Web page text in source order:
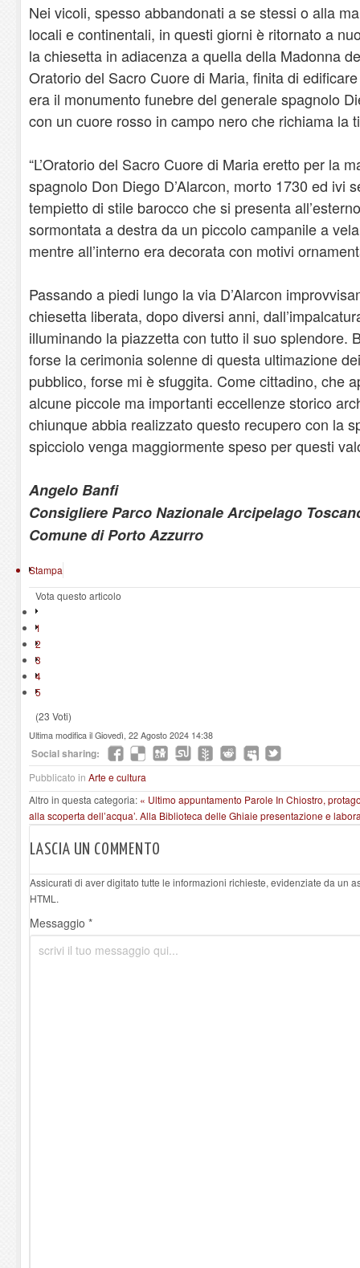
Nei vicoli, spesso abbandonati a se stessi o alla
locali e continentali, in questi giorni è ritornato a
la chiesetta in adiacenza a quella della Madonna
Oratorio del Sacro Cuore di Maria, finita di
era il monumento funebre del generale spagnolo
con un cuore rosso in campo nero che richiama la
“L’Oratorio del Sacro Cuore di Maria eretto per la
spagnolo Don Diego D’Alarcon, morto 1730 ed ivi
tempietto di stile barocco che si presenta
sormontata a destra da un piccolo campanile a
mentre all’interno era decorata con motivi
Passando a piedi lungo la via D’Alarcon
chiesetta liberata, dopo diversi anni,
illuminando la piazzetta con tutto il suo splendore.
forse la cerimonia solenne di questa ultimazione
pubblico, forse mi è sfuggita. Come cittadino, che
alcune piccole ma importanti eccellenze storico
chiunque abbia realizzato questo recupero con la
spicciolo venga maggiormente speso per questi
Angelo Banfi
Consigliere Parco Nazionale Arcipelago
Comune di Porto Azzurro
Stampa
Vota questo articolo
1
2
3
4
5
(23 Voti)
Ultima modifica il Giovedì, 22 Agosto 2024 14:38
Social sharing:
Pubblicato in Arte e cultura
Altro in questa categoria: « Ultimo appuntamento Parole In Chiostro,
alla scoperta dell’acqua’. Alla Biblioteca delle Ghiaie presentazione e
LASCIA UN COMMENTO
Assicurati di aver digitato tutte le informazioni richieste, evidenziate da un
HTML.
Messaggio *